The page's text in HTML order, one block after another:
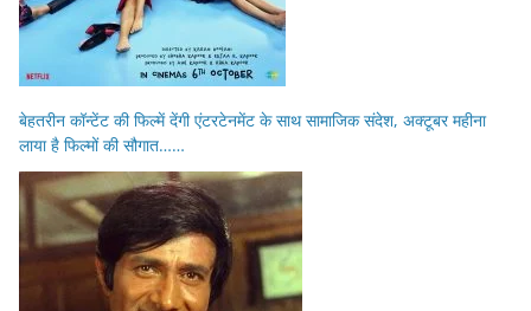
बेहतरीन कॉन्टेंट की फिल्में देंगी एंटरटेनमेंट के साथ सामाजिक संदेश, अक्टूबर महीना
लाया है फिल्मों की सौगात……